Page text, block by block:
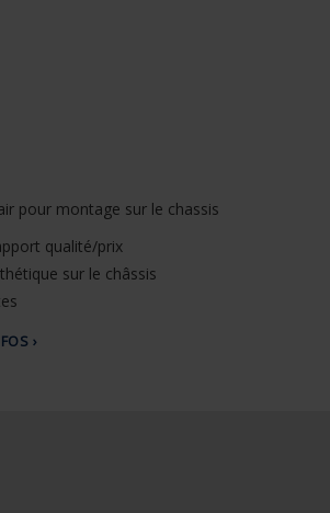
pour montage sur le chassis
qualité/prix
sur le châssis
›